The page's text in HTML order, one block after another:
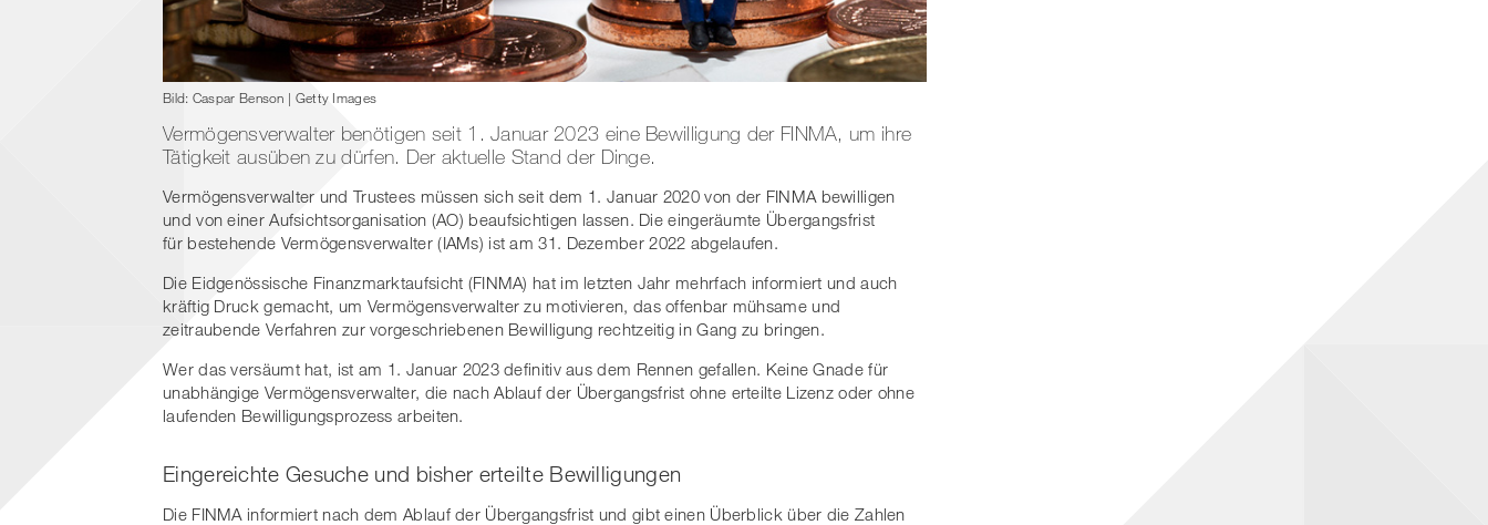
Bild: Caspar Benson | Getty Images
Vermögensverwalter benötigen seit 1. Januar 2023 eine Bewilligung der FINMA, um ihre
Tätigkeit ausüben zu dürfen. Der aktuelle Stand der Dinge.
Vermögensverwalter und Trustees müssen sich seit dem 1. Januar 2020 von der FINMA bewilligen
und von einer Aufsichtsorganisation (AO) beaufsichtigen lassen. Die eingeräumte Übergangsfrist
für bestehende Vermögensverwalter (IAMs) ist am 31. Dezember 2022 abgelaufen.
Die Eidgenössische Finanzmarktaufsicht (FINMA) hat im letzten Jahr mehrfach informiert und auch
kräftig Druck gemacht, um Vermögensverwalter zu motivieren, das offenbar mühsame und
zeitraubende Verfahren zur vorgeschriebenen Bewilligung rechtzeitig in Gang zu bringen.
Wer das versäumt hat, ist am 1. Januar 2023 definitiv aus dem Rennen gefallen. Keine Gnade für
unabhängige Vermögensverwalter, die nach Ablauf der Übergangsfrist ohne erteilte Lizenz oder ohne
laufenden Bewilligungsprozess arbeiten.
Eingereichte Gesuche und bisher erteilte Bewilligungen
Die FINMA informiert nach dem Ablauf der Übergangsfrist und gibt einen Überblick über die Zahlen